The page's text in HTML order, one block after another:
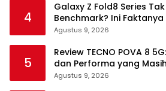
4
Galaxy Z Fold8 Series
Benchmark? Ini Faktanya
Agustus 9, 2026
5
Review TECNO POVA 8
dan Performa yang
Agustus 9, 2026